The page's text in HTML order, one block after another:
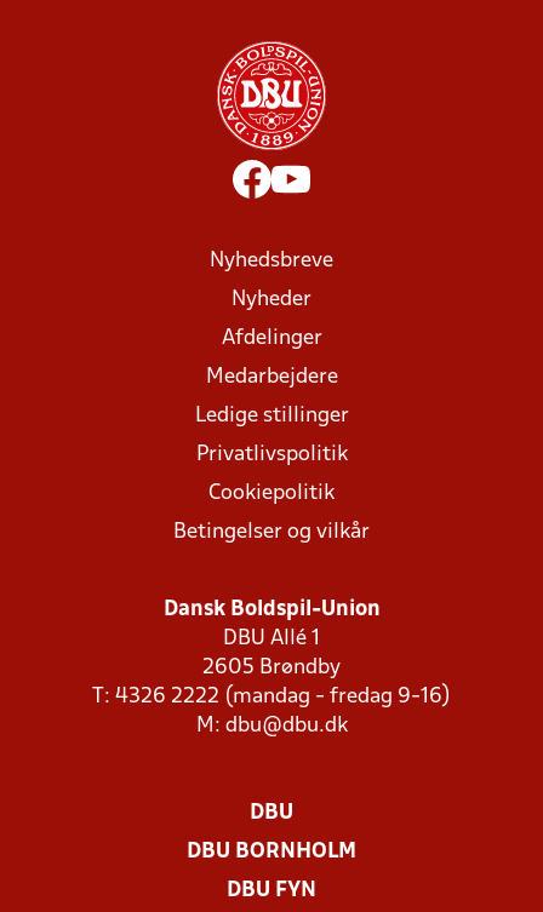
Nyhedsbreve
Nyheder
Afdelinger
Medarbejdere
Ledige stillinger
Privatlivspolitik
Cookiepolitik
Betingelser og vilkår
Dansk Boldspil-Union
DBU Allé 1
2605 Brøndby
T: 4326 2222 (mandag - fredag 9-16)
M: dbu@dbu.dk
DBU
DBU BORNHOLM
DBU FYN